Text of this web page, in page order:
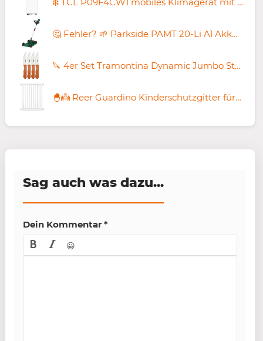
🤔 Fehler? 🌱 Parkside PAMT 20-Li A1 Akku-Multitrimmer 20V (ohne Akku) für 19,44€ (statt 40€)
🔪 4er Set Tramontina Dynamic Jumbo Steakmesser ab 10€ (statt 22€)
🐣👼 Reer Guardino Kinderschutzgitter für 26,67€ (statt 39€)
Sag auch was dazu...
Dein Kommentar *
😀